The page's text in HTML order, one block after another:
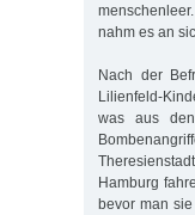
nahm es an
Nach der
Lilienfeld-
was aus
Hamburg
bevor man